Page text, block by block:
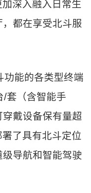
深入融入日常生
都在享受北斗服
功能的各类型终端
/套（含智能手
戴设备保有量超
了具有北斗定位
导航和智能驾驶